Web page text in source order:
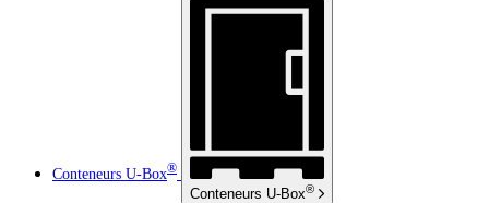
Conteneurs U-Box®
Conteneurs U-Box®